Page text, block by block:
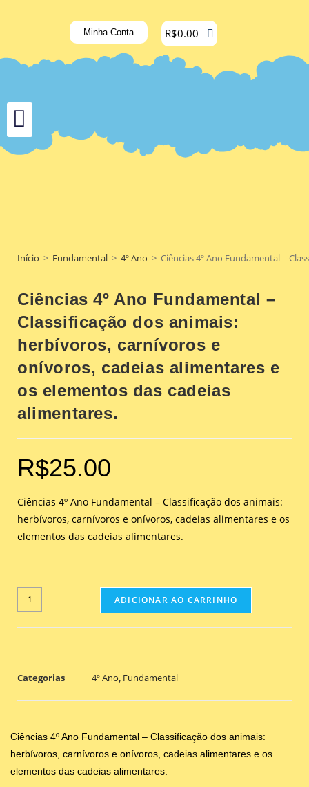
Minha Conta R$0.00
Início > Fundamental > 4º Ano > Ciências 4º Ano Fundamental –
Ciências 4º Ano Fundamental –
Classificação dos animais:
herbívoros, carnívoros e
onívoros, cadeias alimentares e
os elementos das cadeias
alimentares.
R$25.00
Ciências 4º Ano Fundamental – Classificação dos animais:
herbívoros, carnívoros e onívoros, cadeias alimentares e os
elementos das cadeias alimentares.
ADICIONAR AO CARRINHO
Categorias 4º Ano Fundamental
Ciências 4º Ano Fundamental – Classificação dos animais:
herbívoros, carnívoros e onívoros, cadeias alimentares e os
elementos das cadeias alimentares.